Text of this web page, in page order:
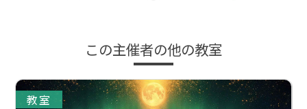
この主催者の他の教室
教室